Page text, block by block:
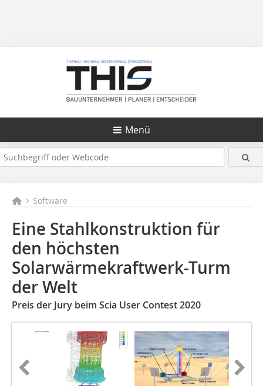
Menü
Software
Eine Stahlkonstruktion für
den höchsten
Solarwärmekraftwerk-Turm
der Welt
Preis der Jury beim Scia User Contest 2020